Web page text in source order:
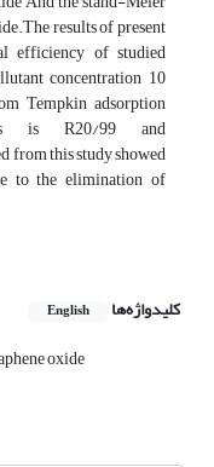
results of present
efficiency of studied
concentration 10
Tempkin adsorption
is R20/99 and
from this study showed
to the elimination of
کلیدواژه‌ها English
oxide